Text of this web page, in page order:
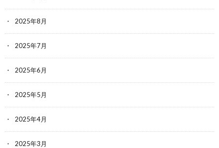
2025年8月
2025年7月
2025年6月
2025年5月
2025年4月
2025年3月